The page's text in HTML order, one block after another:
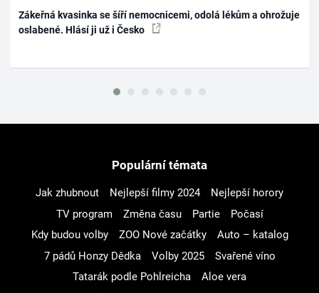
Zákeřná kvasinka se šíří nemocnicemi, odolá lékům a ohrožuje
oslabené. Hlásí ji už i Česko
Populární témata
Jak zhubnout Nejlepší filmy 2024
Nejlepší horory
TV program
Změna času Partie
Počasí
Kdy budou volby
ZOO Nové začátky
Auto – katalog
7 pádů Honzy Dědka
Volby 2025
Svařené víno
Tatarák podle Pohlreicha
Aloe vera